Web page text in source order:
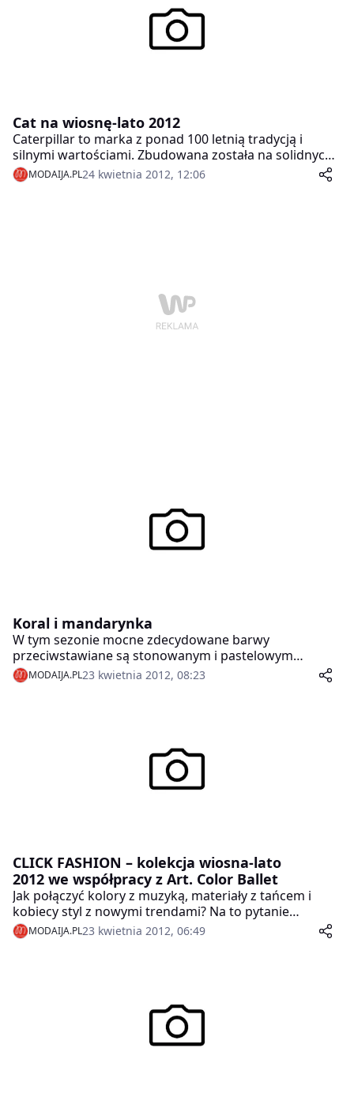
Cat na wiosnę-lato 2012
Caterpillar to marka z ponad 100 letnią tradycją i
silnymi wartościami. Zbudowana została na solidnych
podstawach etyki w pracy i podejmowania życiowych
wyzwań. Historia firmy zaczyna się w 1904 roku od
roku znajdują się w ofercie firmy.
MODAIJA.PL24 kwietnia 2012, 12:06
Koral i mandarynka
W tym sezonie mocne zdecydowane barwy
przeciwstawiane są stonowanym i pastelowym
odcieniom. Dla każdego coś miłego a raczej
kolorowego.
MODAIJA.PL23 kwietnia 2012, 08:23
CLICK FASHION – kolekcja wiosna-lato
2012 we współpracy z Art. Color Ballet
Jak połączyć kolory z muzyką, materiały z tańcem i
kobiecy styl z nowymi trendami? Na to pytanie
odpowiada marka Click Fashion, która do sesji
promującej kolekcję wiosna – lato 2012 zaprosiła Art
MODAIJA.PL23 kwietnia 2012, 06:49